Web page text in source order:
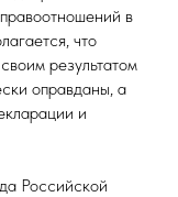
в
что
результатом
оправданы, а
и
Российской